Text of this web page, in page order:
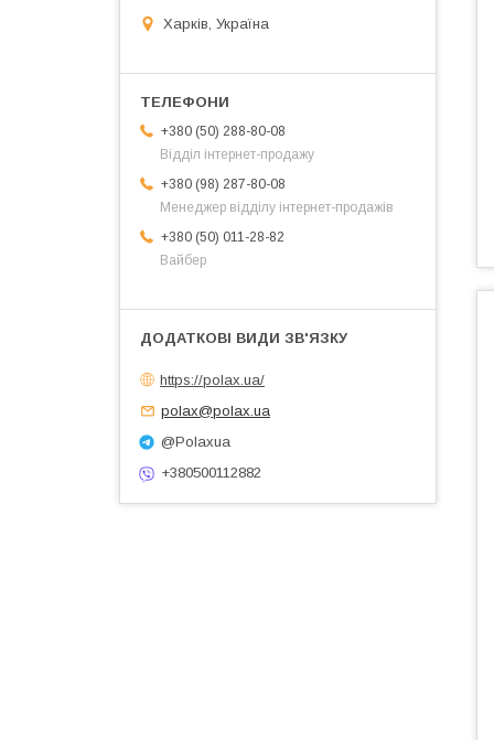
Харків, Україна
+380 (50) 288-80-08
Відділ інтернет-продажу
+380 (98) 287-80-08
Менеджер відділу інтернет-продажів
+380 (50) 011-28-82
Вайбер
https://polax.ua/
polax@polax.ua
@Polaxua
+380500112882